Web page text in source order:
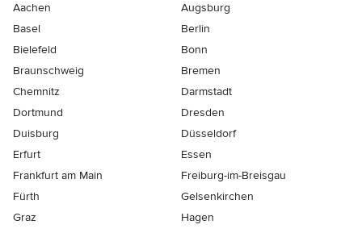
Aachen
Augsburg
Basel
Berlin
Bielefeld
Bonn
Braunschweig
Bremen
Chemnitz
Darmstadt
Dortmund
Dresden
Duisburg
Düsseldorf
Erfurt
Essen
Frankfurt am Main
Freiburg-im-Breisgau
Fürth
Gelsenkirchen
Graz
Hagen